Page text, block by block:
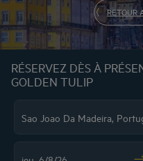
RETOUR
RÉSERVEZ DÈS À
GOLDEN TULIP